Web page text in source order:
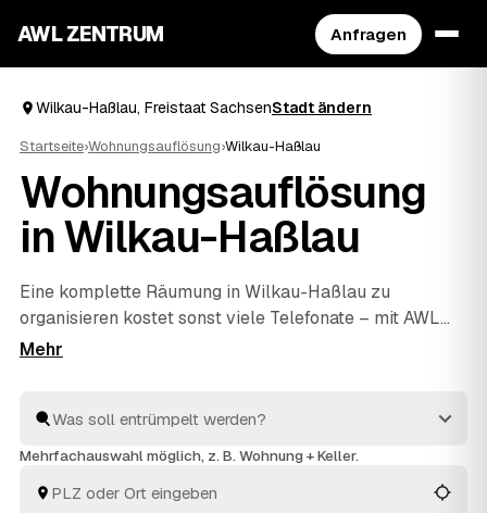
AWL ZENTRUM Anfragen
Wilkau-Haßlau, Freistaat SachsenStadt ändern
Startseite›Wohnungsauflösung›Wilkau-Haßlau
Wohnungsauflösung
in Wilkau-Haßlau
Eine komplette Räumung in Wilkau-Haßlau zu
organisieren kostet sonst viele Telefonate – mit AWL
reicht eine einzige Anfrage. Sie sagen, was weg soll, und
Wildenfelszum Vergleich. Vom letzten Karton bis zur
besenreinen Übergabe an Ihren Vermieter kümmern
den Auftrag bekommt.
Mehrfachauswahl möglich, z. B. Wohnung + Keller.